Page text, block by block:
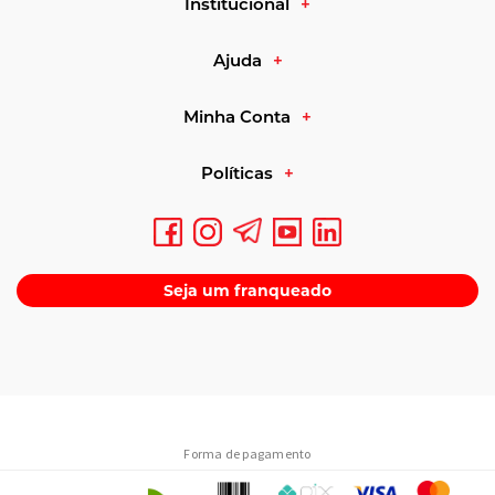
Dose diária padrão de 3 g por porção
Formatos monohidratado eCreapure
Para que serve
A creatina atua repondo a energia usada em movimentos rápidos e
Ajuda
Minha Conta
Políticas
Seja um franqueado
Forma de pagamento